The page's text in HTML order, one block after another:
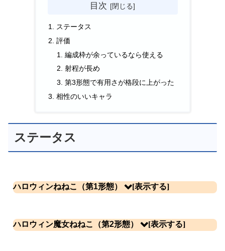
目次
ステータス
評価
編成枠が余っているなら使える
射程が長め
第3形態で有用さが格段に上がった
相性のいいキャラ
ステータス
ハロウィンねねこ（第1形態）
8500 1360 321 310
単体
ハロウィン魔女ねねこ（第2形態）